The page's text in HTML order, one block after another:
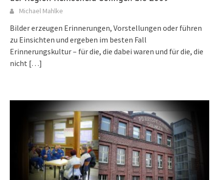
Michael Mahlke
Bilder erzeugen Erinnerungen, Vorstellungen oder führen
zu Einsichten und ergeben im besten Fall
Erinnerungskultur – für die, die dabei waren und für die, die
nicht […]